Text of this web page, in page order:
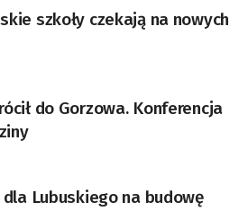
szkoły czekają na nowych
do Gorzowa. Konferencja
Lubuskiego na budowę